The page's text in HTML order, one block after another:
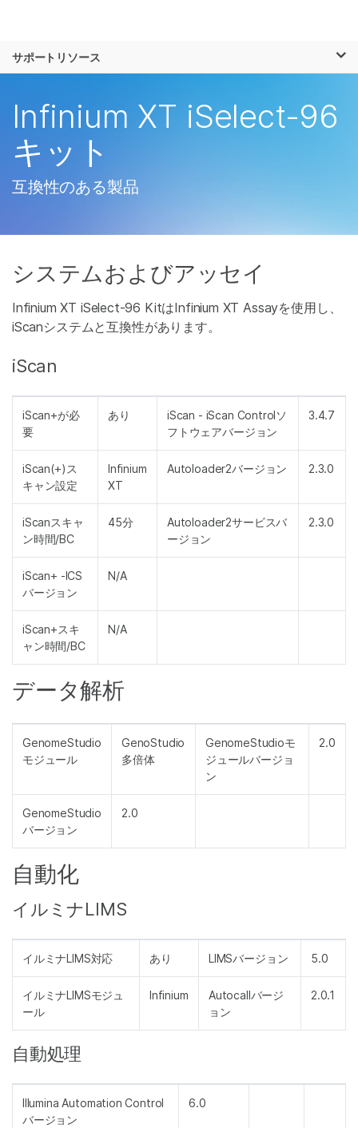
ソリューション
企業情報
サポート
サポートリソース
Infinium XT iSelect-96
キット
互換性のある製品
システムおよびアッセイ
Infinium XT iSelect-96 KitはInfinium XT Assayを使用し、
iScanシステムと互換性があります。
iScan
iScan+が必
要
あり
iScan - iScan Controlソ
フトウェアバージョン
3.4.7
iScan(+)ス
キャン設定
Infinium
XT
Autoloader2バージョン 2.3.0
iScanスキャ
ン時間/BC
45分
Autoloader2サービスバ
ージョン
2.3.0
iScan+ -ICS
バージョン
N/A
iScan+スキ
ャン時間/BC
N/A
データ解析
GenomeStudio
モジュール
GenoStudio
多倍体
GenomeStudioモ
ジュールバージョ
ン
2.0
GenomeStudio
バージョン
2.0
自動化
イルミナLIMS
イルミナLIMS対応 あり LIMSバージョン 5.0
イルミナLIMSモジュ
ール
Infinium
Autocallバージ
ョン
2.0.1
自動処理
Illumina Automation Control
バージョン
6.0
お気に入りの分野を選択すると、関連性の
高いコンテンツへのリンクが表示されます:
がん研究
微生物研究
農学研究
複雑な疾患
臨床オンコロジー
生殖医学